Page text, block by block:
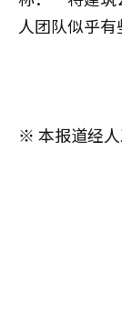
人团队似乎有
※ 本报道经人